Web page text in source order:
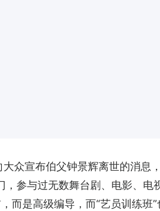
众宣布伯父钟景辉离世的消
参与过无数舞台剧、电影、电
而是高级编导，而“艺员训练班